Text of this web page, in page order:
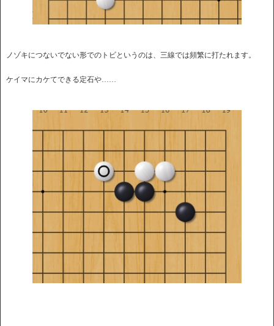
ノゾキにつないでない形でのトビというのは、三線では頻繁に打たれます。
ケイマにカケてできる定石や……